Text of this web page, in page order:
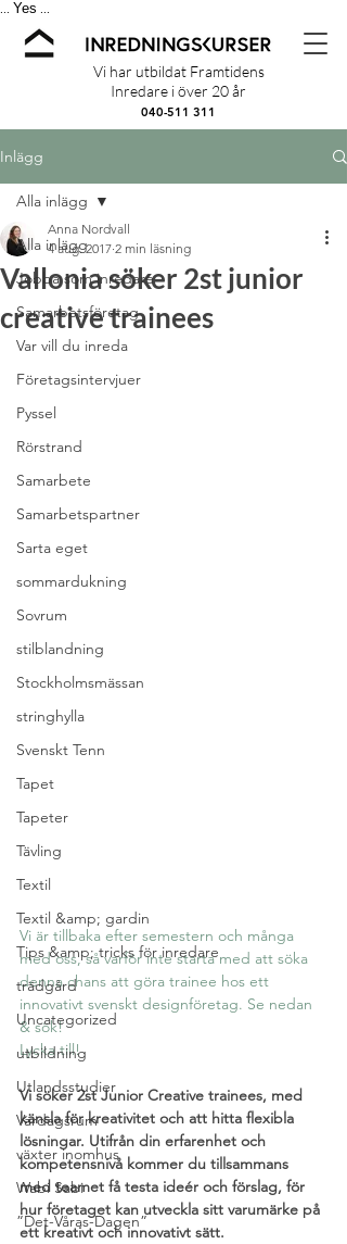
Yes
Vi har utbildat Framtidens
Inredare i över 20 år
040-511 311
Inlägg
Alla inlägg
Jobba som inredare
Samarbetsföretag
Var vill du inreda
Företagsintervjuer
Pyssel
Rörstrand
Samarbete
Samarbetspartner
Sarta eget
sommardukning
Sovrum
stilblandning
Stockholmsmässan
stringhylla
Svenskt Tenn
Tapet
Tapeter
Tävling
Textil
Textil &amp; gardin
Tips &amp; tricks för inredare
trädgård
Uncategorized
utbildning
Utlandsstudier
Vardagsrum
växter inomhus
Wabi Sabi
”Det-Våras-Dagen”
Alla inlägg
Vallonia söker 2st junior
creative trainees
Anna Nordvall
4 aug. 2017 2 min läsning
Vi är tillbaka efter semestern och många
med oss, så varför inte starta med att söka
denna chans att göra trainee hos ett
innovativt svenskt designföretag. Se nedan
& sök!
Lycka till!
Vi söker 2st Junior Creative trainees, med
känsla för kreativitet och att hitta flexibla
lösningar. Utifrån din erfarenhet och
kompetensnivå kommer du tillsammans
med teamet få testa ideér och förslag, för
hur företaget kan utveckla sitt varumärke på
ett kreativt och innovativt sätt.